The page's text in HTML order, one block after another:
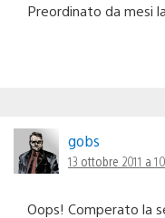
Preordinato da mesi
gobs
13 ottobre 2011 a
Oops! Comperato la